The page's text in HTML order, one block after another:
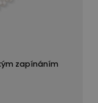
zapínáním